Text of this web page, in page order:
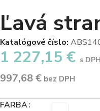
Ľavá
Katalógové číslo:
1 227,15 € s DPH
997,68€bez DPH
FARBA